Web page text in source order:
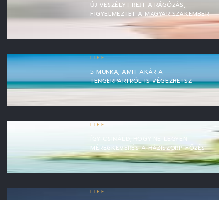
ÚJ VESZÉLYT REJT A RÁGÓZÁS,
FIGYELMEZTET A MAGYAR SZAKEMBER
LIFE
5 MUNKA, AMIT AKÁR A
TENGERPARTRÓL IS VÉGEZHETSZ
LIFE
ÍGY CSINÁLD, HOGY NE LEGYEN
MÉREGKEVERÉS A HÁZISZÖRP-FŐZÉS
LIFE